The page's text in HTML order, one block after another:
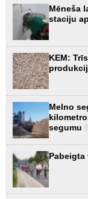
Mēneša
staciju
KEM:
Melno
segumu
Pabeigta